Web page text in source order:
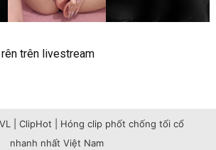
Thảo rên trên livestream
| ClipHot | Hóng clip phốt chống tối cổ
nhanh nhất Việt Nam